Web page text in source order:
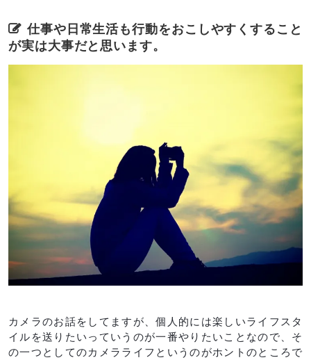
仕事や日常生活も行動をおこしやすくすること
が実は大事だと思います。
カメラのお話をしてますが、個人的には楽しいライフスタ
イルを送りたいっていうのが一番やりたいことなので、そ
の一つとしてのカメラライフというのがホントのところで